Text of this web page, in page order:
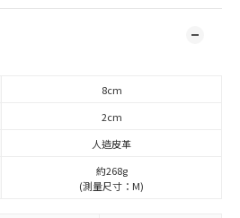
8cm
2cm
人造皮革
約268g
(測量尺寸：M)